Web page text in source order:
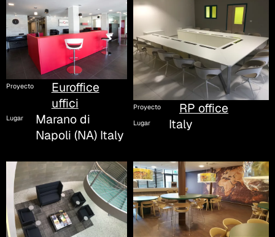
Proyecto
Euroffice
uffici
Lugar
Marano di
Napoli (NA) Italy
Proyecto RP office
Lugar Italy